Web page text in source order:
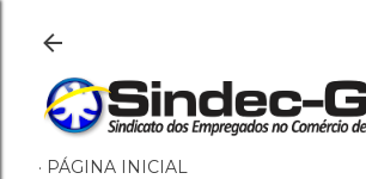
PÁGINA INICIAL